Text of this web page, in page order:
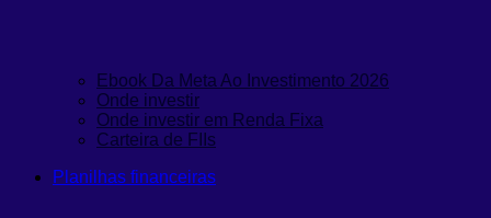
Ebook Da Meta Ao Investimento 2026
Onde investir
Onde investir em Renda Fixa
Carteira de FIIs
Planilhas financeiras